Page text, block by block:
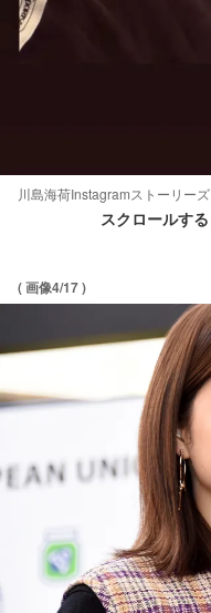
川島海荷Instagramストーリーズ
スクロールす
( 画像4/17 )